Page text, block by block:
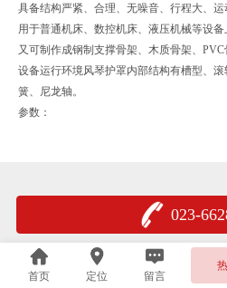
具备结构严紧、合理、无噪音、行程大、
用于普通机床、数控机床、液压机械等设
又可制作成钢制支撑骨架、木质骨架、
设备运行环境风琴护罩内部结构有槽型、
簧、尼龙轴。
参数：
023-
首页 定位 留言